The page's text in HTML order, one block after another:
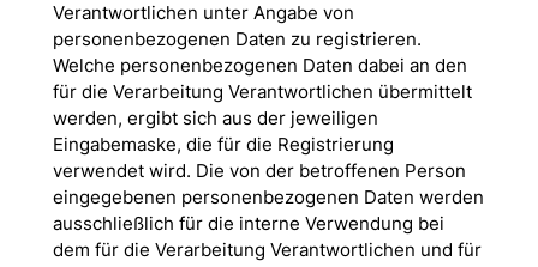
Verantwortlichen unter Angabe von
personenbezogenen Daten zu registrieren.
Welche personenbezogenen Daten dabei an den
für die Verarbeitung Verantwortlichen übermittelt
werden, ergibt sich aus der jeweiligen
Eingabemaske, die für die Registrierung
verwendet wird. Die von der betroffenen Person
eingegebenen personenbezogenen Daten werden
ausschließlich für die interne Verwendung bei
dem für die Verarbeitung Verantwortlichen und für